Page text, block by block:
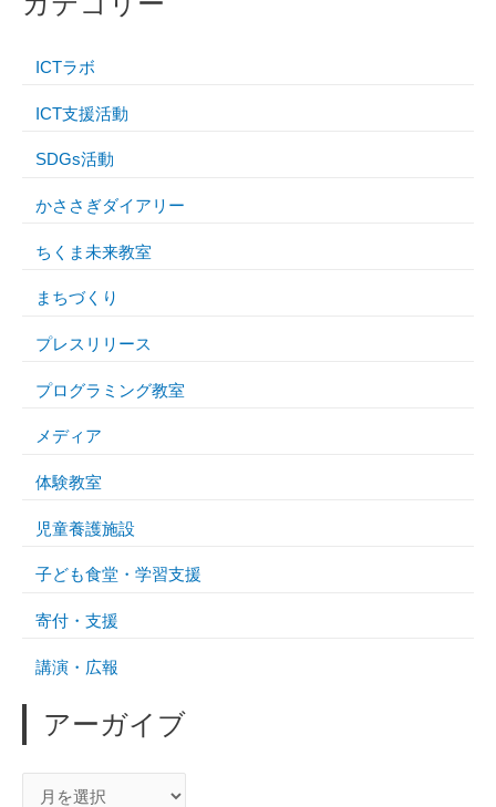
ICTラボ
ICT支援活動
SDGs活動
かささぎダイアリー
ちくま未来教室
まちづくり
プレスリリース
プログラミング教室
メディア
体験教室
児童養護施設
子ども食堂・学習支援
寄付・支援
講演・広報
アーガイブ